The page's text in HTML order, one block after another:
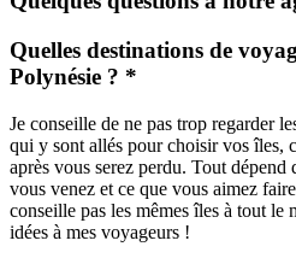
Quelles destinations de
Polynésie ? *
Je conseille de ne pas trop regarder
qui y sont allés pour choisir vos îles,
après vous serez perdu. Tout dépend
vous venez et ce que vous aimez
conseille pas les mêmes îles à tout le
idées à mes voyageurs !